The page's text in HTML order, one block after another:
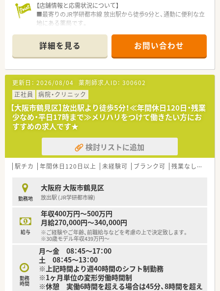
【勤務実態について】
■平均残業時間は月に5時間以下と非常に少なく、1分単位で残
業代が支給されるため、サービス残業とは無縁の健全な職場環境
です。
■週休2.5日のシフト制を基本としており、平日の1日休みに加え
て土曜日の午後と日祝が休みとなるため、心身ともにリフレッシ
ュできます。 ■急な体調不良や家庭の事情によるお休みに対し
ても、社長が自らヘルプに入るなど柔軟に対応いただけるため、
子育て世代も安心です。
【店舗情報と応需状況について】
■最寄りのJR学研都市線 放出駅から徒歩9分と、通勤に便利な立
地にある薬局です。
応需しています。
■1日の処方箋枚数は約40枚と落ち着いており、患者様とじっく
り向き合えます。
【法人特徴について】
■大阪府内に2店舗を展開し、地域に根差した医療を提供する調
剤薬局です。
■閑静な住宅街に位置し、病院門前としての機能と健康相談窓口
の役割を担っています。
■外来業務だけでなく、施設・居宅の在宅医療にも積極的に取り
組んでいます。
【求人情報について】
■これまでのご経験やスキルを正当に評価し、年収500万円から
600万円をご提示します。
ートとの両立が可能です。
■退職金制度も完備されており、安心して長くキャリアを築ける
環境が整っています。
詳細を見る お問い合わせ
更新日： 2026/08/04 薬剤師求人ID： 300602
正社員
病院・クリニック
【大阪市鶴見区】放出駅より徒歩5分！≪年間休日120日・残業
少なめ・平日17時まで≫メリハリをつけて働きたい方にお
すすめの求人です★
検討リストに追加
駅チカ 年間休日120日以上 未経験可 ブランク可 残業なし(ほぼなし含む)
勤務地
大阪府 大阪市鶴見区
放出駅 (JR学研都市線)
給与
年収400万円～500万円
月給270,000円～340,000円
※ご経験やご年齢、前職給与などを考慮の上で決定致します。
※30歳モデル年収439万円～
勤務
時間
月～金 08：45～17：00
土 08：45～13：00
※上記時間より週40時間のシフト制勤務
※1ヶ月単位の変形労働時間制
※休憩 実働6時間を超える場合は45分、8時間を超え